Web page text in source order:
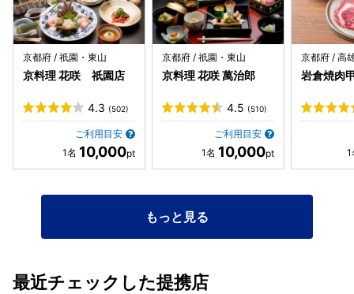
京都府 / 祇園・東山
京料理 花咲 祇園店
4.3 (502)
ご利用目安
10,000
京都府 / 祇園・東山
京料理 花咲 萬治郎
4.5 (510)
ご利用目安
10,000
京都府 / 高
岩倉焼肉
もっと見る
最近チェックした提携店